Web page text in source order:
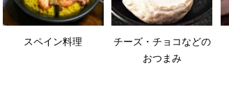
スペイン料理
チーズ・チョコなどの
おつまみ